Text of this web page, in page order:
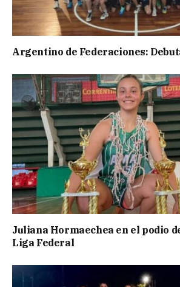
Argentino de Federaciones:
Juliana Hormaechea en el podio
Liga Federal